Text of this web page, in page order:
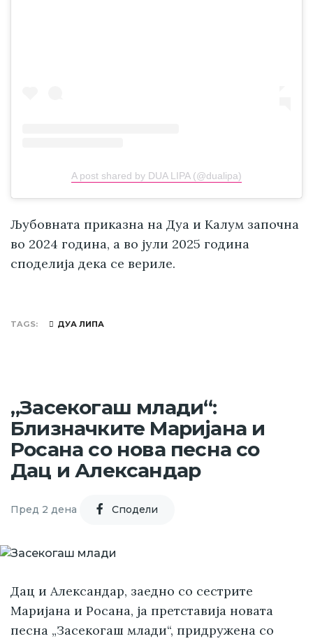
A post shared by DUA LIPA (@dualipa)
Љубовната приказна на Дуа и Калум започна
во 2024 година, а во јули 2025 година
споделија дека се вериле.
TAGS ДУА ЛИПА
„Засекогаш млади“:
Близначките Маријана и
Росана со нова песна со
Дац и Александар
Пред 2 дена Cподели
Дац и Александар, заедно со сестрите
Маријана и Росана, ја претставија новата
песна „Засекогаш млади“, придружена со